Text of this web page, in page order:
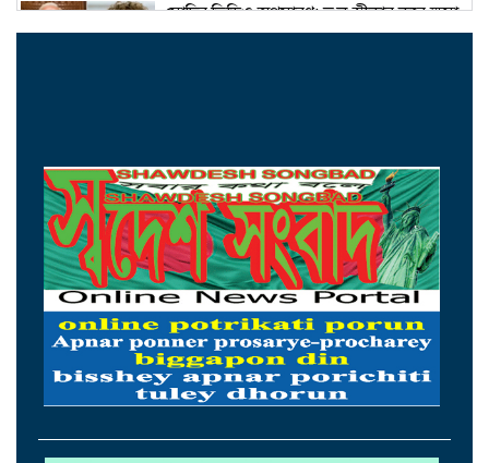
মোদির ভিডিও অপসারণ: ভুল স্বীকার করে ক্ষমা
চাইল মেটা
রিয়ার অ্যাডমিরাল মাহবুব আলী খানের ৪২তম
শাহাদাতবার্ষিকী বৃহস্পতিবার
‘জুলাই গণহত্যায় জড়িতদের শাস্তি নিশ্চিত করলে
কেউ রাষ্ট্রক্ষমতার অপব্যবহারের সাহস পাবে না’
আরেকটি বিপ্লব আসন্ন, দেশবাসীকে প্রস্তুতি